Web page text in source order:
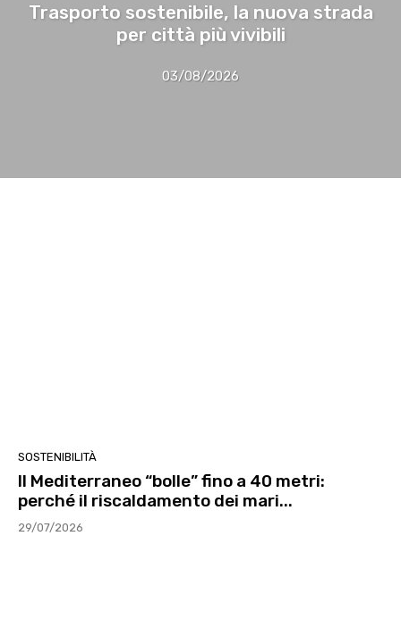
Trasporto sostenibile, la nuova strada
per città più vivibili
03/08/2026
SOSTENIBILITÀ
Il Mediterraneo “bolle” fino a 40 metri:
perché il riscaldamento dei mari...
29/07/2026